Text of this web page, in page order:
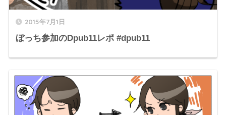
2015年7月1日
ぼっち参加のDpub11レポ #dpub11